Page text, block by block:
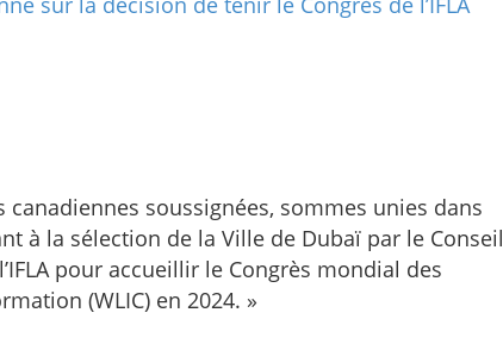
canadiennes soussignées, sommes unies dans
à la sélection de la Ville de Dubaï par le Conseil
pour accueillir le Congrès mondial des
(WLIC) en 2024. »